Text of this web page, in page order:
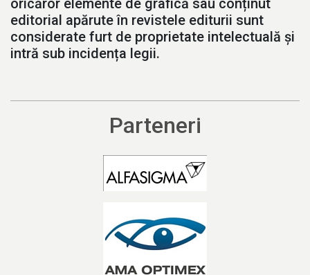
editorial apărute în revistele editurii sunt
considerate furt de proprietate intelectuală și
intră sub incidența legii.
Parteneri